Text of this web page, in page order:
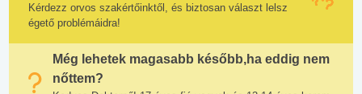
Kérdezz orvos szakértőinktől, és biztosan választ lelsz
égető problémáidra!
Még lehetek magasabb később,ha eddig nem
nőttem?